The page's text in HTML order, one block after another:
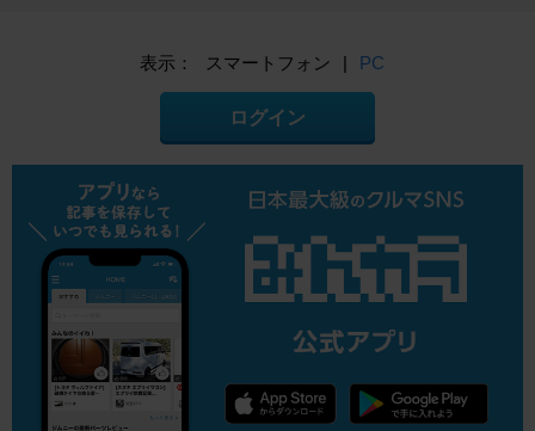
表示： スマートフォン | PC
ログイン